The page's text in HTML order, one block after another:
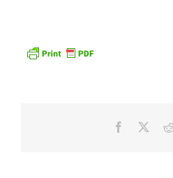
Facebook